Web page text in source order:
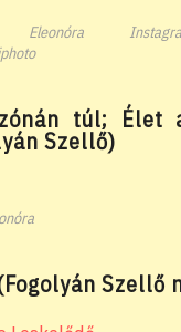
túl; Élet
Szellő)
Szellő